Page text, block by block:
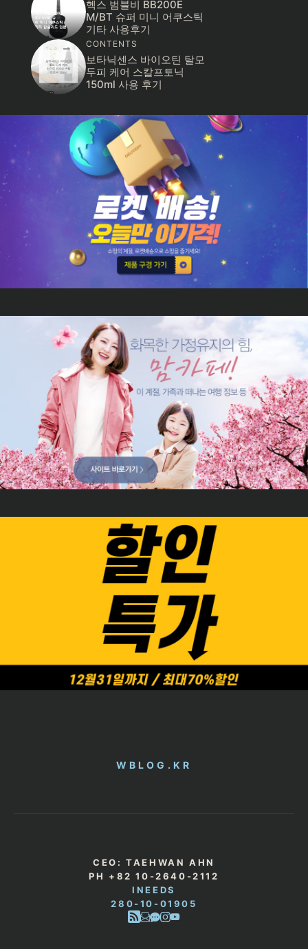
헥스 범블비 BB200E
M/BT 슈퍼 미니 어쿠스틱
기타 사용후기
CONTENTS
보타닉센스 바이오틴 탈모
두피 케어 스칼프토닉
150ml 사용 후기
WBLOG.KR
CEO: TAEHWAN AHN
PH +82 10-2640-2112
INEEDS
280-10-01905